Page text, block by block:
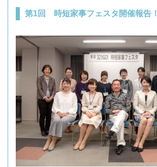
第1回 時短家事フェスタ開催報告！